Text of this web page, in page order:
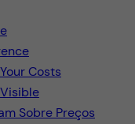
Costs
Sobre Preços